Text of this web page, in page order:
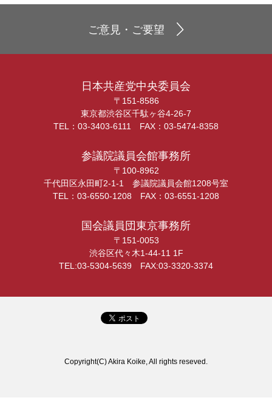
ご意見・ご要望
日本共産党中央委員会
〒151-8586
東京都渋谷区千駄ヶ谷4-26-7
TEL：03-3403-6111 FAX：03-5474-8358
参議院議員会館事務所
〒100-8962
千代田区永田町2-1-1 参議院議員会館1208号室
TEL：03-6550-1208 FAX：03-6551-1208
国会議員団東京事務所
〒151-0053
渋谷区代々木1-44-11 1F
TEL:03-5304-5639 FAX:03-3320-3374
Copyright(C) Akira Koike, All rights reseved.